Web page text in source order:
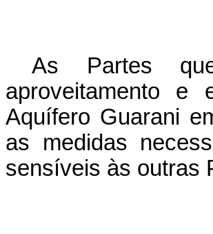
As Partes
aproveitamento e
Aquífero Guarani
as medidas
sensíveis às outras